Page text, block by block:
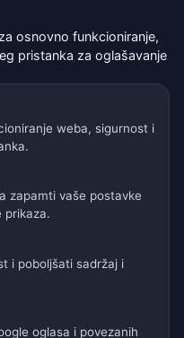
🇧🇬 Bugarska
osnovno funkcioniranje,
pristanka za oglašavanje
weba, sigurnost i
zapamti vaše postavke
prikaza.
i poboljšati sadržaj i
oglasa i povezanih